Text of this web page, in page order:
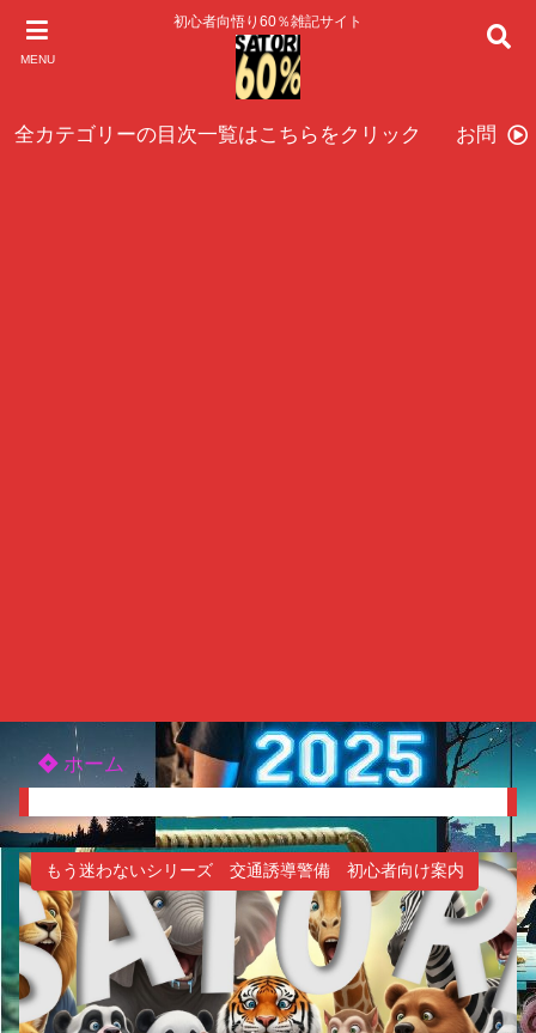
MENU
初心者向悟り60％雑記サイト
全カテゴリーの目次一覧はこちらをクリック お問い
ホーム
もう迷わないシリーズ 交通誘導警備 初心者向け案内